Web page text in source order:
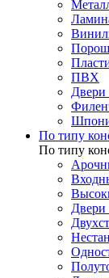
ПВХ
Двери
По типу
По типу
Двери